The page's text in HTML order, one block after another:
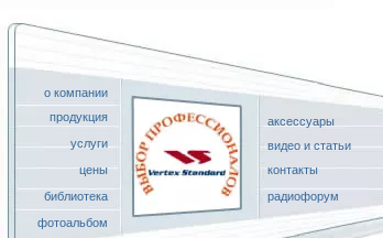
о компании
продукция
услуги
цены
библиотека
фотоальбом
аксессуары
видео и статьи
контакты
радиофорум